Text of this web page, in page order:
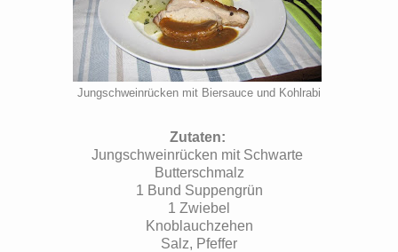
Jungschweinrücken mit Biersauce und Kohlrabi
Zutaten:
Jungschweinrücken mit Schwarte
Butterschmalz
1 Bund Suppengrün
1 Zwiebel
Knoblauchzehen
Salz, Pfeffer